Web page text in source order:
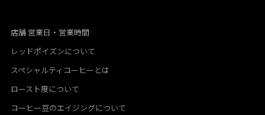
店舗 営業日・営業時間
レッドポイズンについて
スペシャルティコーヒーとは
ロースト度について
コーヒー豆のエイジングについて